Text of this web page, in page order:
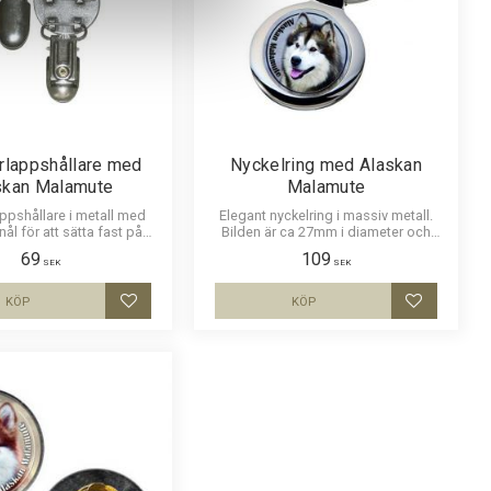
med
Malamute
i metall med
för att sätta fast på
Bilden är ca 27mm i
laminerad för att vara
ge ett uttryck av djup i
69 SEK
Lägg till i favoriter
KÖP
Nyckelring med Alaskan
Malamute
Elegant nyckelring i massiv metall.
Bilden är ca 27mm i diameter och
ett uttryck av djup i bilden.
109 SEK
Lägg till i
KÖP